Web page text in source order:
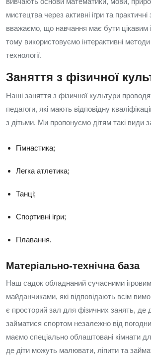
мистецтва через активні ігри та
вважаємо, що навчання має бути цікавим
тому використовуємо інтерактивні методи
технології.
Заняття з фізичної
Наші заняття з фізичної культури
педагоги, які мають відповідну
з дітьми. Ми пропонуємо дітям такі види
Гімнастика;
Легка атлетика;
Танці;
Спортивні ігри;
Плавання.
Матеріально-технічна база
Наш садок обладнаний сучасними
майданчиками, які відповідають всім
є просторий зал для фізичних занять, де
займатися спортом незалежно від
маємо спеціально облаштовані кімнати
де діти можуть малювати, ліпити та